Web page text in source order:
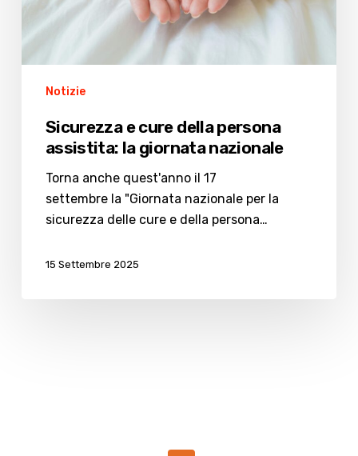
giornata
nazionale
Notizie
Sicurezza e cure della persona
assistita: la giornata nazionale
Torna anche quest'anno il 17
settembre la "Giornata nazionale per la
sicurezza delle cure e della persona…
15 Settembre 2025